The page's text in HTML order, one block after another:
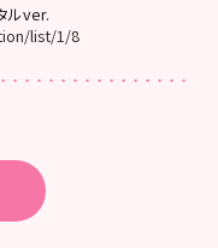
ルver.
list/1/8